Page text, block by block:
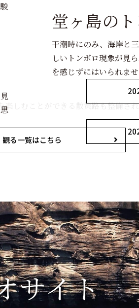
堂ヶ島の
干潮時にのみ、海岸と
しいトンボロ現象が見
を感じずにはいられませ
しむことができる散策路も整備さ
観る一覧はこちら
サイト